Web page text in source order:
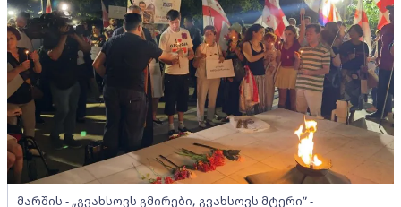
მარშის - „გვახსოვს გმირები, გვახსოვს მტერი” -